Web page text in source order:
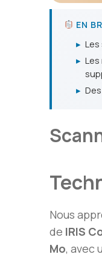
EN
▸
▸
▸
Nous
de IRIS
Mo, avec